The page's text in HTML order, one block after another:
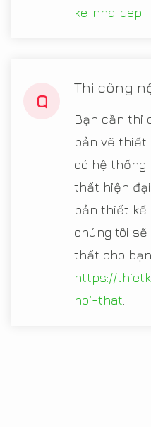
ke-nha-dep
Q
Thi công
Bạn cần thi
bản vẽ thiết
có hệ thống
thất hiện
bản thiết kế
chúng tôi sẽ
thất cho
https://
noi-that.